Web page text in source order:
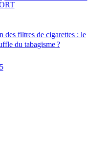
des filtres de cigarettes : le
du tabagisme ?